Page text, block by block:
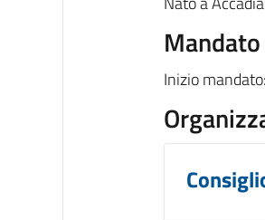
Mandato
Inizio mandato: